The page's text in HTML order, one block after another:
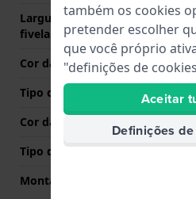
Largura da bracelete na
fivela
20
Cor da bracelete
Tipo de Fecho
Cor da fivela
Tipo de montagem
Montagem Reta
também os cookies
pretender escolher
que você próprio
"definições de
Aceitar
Definições